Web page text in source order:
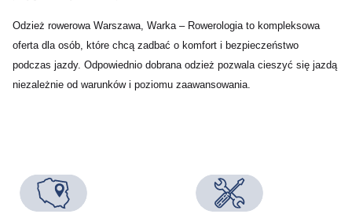
Odzież rowerowa Warszawa, Warka – Rowerologia to kompleksowa
oferta dla osób, które chcą zadbać o komfort i bezpieczeństwo
podczas jazdy. Odpowiednio dobrana odzież pozwala cieszyć się jazdą
niezależnie od warunków i poziomu zaawansowania.